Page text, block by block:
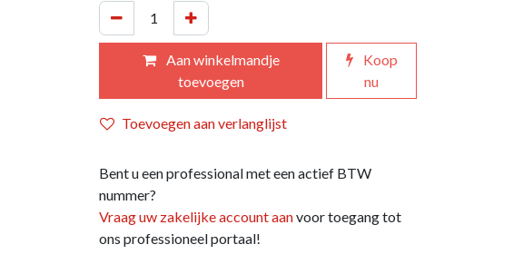
Aan winkelmandje
toevoegen
Koop
nu
Toevoegen aan verlanglijst
Bent u een professional met een actief BTW
nummer?
Vraag uw zakelijke account aanvoor toegang tot
ons professioneel portaal!